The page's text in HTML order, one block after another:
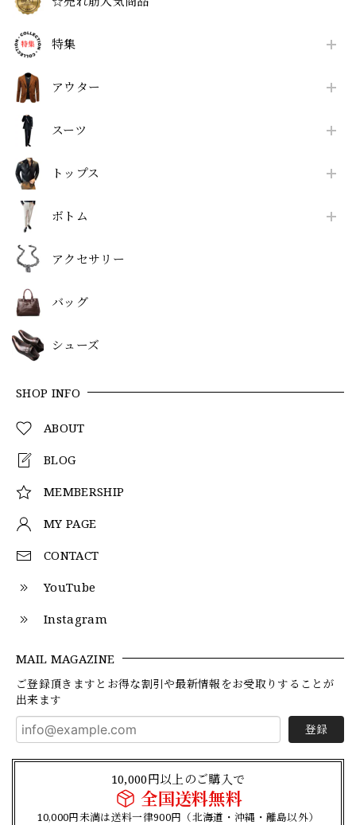
特集
アウター
スーツ
トップス
ボトム
アクセサリー
バッグ
シューズ
SHOP INFO
ABOUT
BLOG
MEMBERSHIP
MY PAGE
CONTACT
YouTube
Instagram
MAIL MAGAZINE
ご登録頂きますとお得な割引や最新情報をお受取りすることが
出来ます
登録
10,000円以上のご購入で
全国送料無料
10,000円未満は送料一律900円（北海道・沖縄・離島以外）